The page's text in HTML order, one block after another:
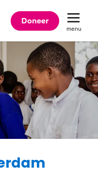
Doneer
menu